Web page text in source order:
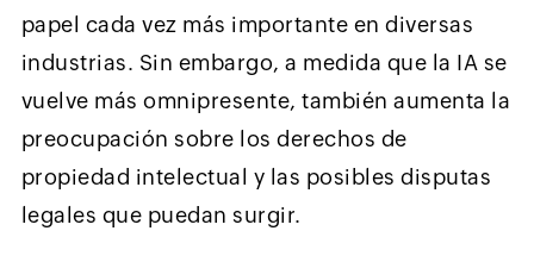
papel cada vez más importante en diversas
industrias. Sin embargo, a medida que la IA se
vuelve más omnipresente, también aumenta la
preocupación sobre los derechos de
propiedad intelectual y las posibles disputas
legales que puedan surgir.